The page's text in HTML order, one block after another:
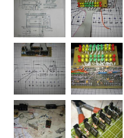
идеально подходят!
контакт датчика